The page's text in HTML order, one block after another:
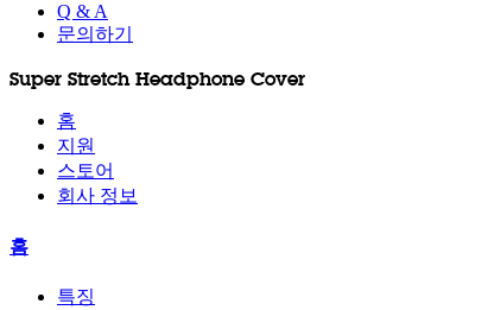
Q & A
문의하기
Super Stretch Headphone Cover
홈
지원
스토어
회사 정보
홈
특징